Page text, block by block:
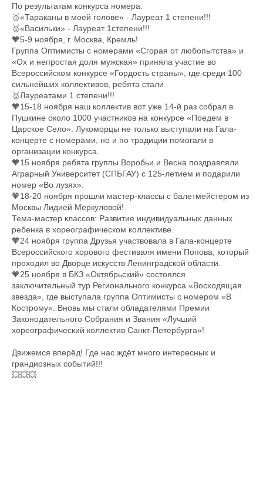
По результатам конкурса номера:
🥇«Тараканы в моей голове» - Лауреат 1 степени!!!
🥇«Васильки» - Лауреат 1степени!!!
🧡5-9 ноября, г. Москва, Кремль!
Группа Оптимисты с номерами «Сгорая от любопытства» и
«Ох и непростая доля мужская» приняла участие во
Всероссийском конкурсе «Гордость страны», где среди 100
сильнейших коллективов, ребята стали
🥇Лауреатами 1 степени!!!
🧡15-18 ноября наш коллектив вот уже 14-й раз собрал в
Пушкине около 1000 участников на конкурсе «Поедем в
Царское Село». Лукоморцы не только выступали на Гала-
концерте с номерами, но и по традиции помогали в
организации конкурса.
🧡15 ноября ребята группы Воробьи и Весна поздравляли
Аграрный Университет (СПБГАУ) с 125-летием и подарили
номер «Во лузях».
🧡18-20 ноября прошли мастер-классы с балетмейстером из
Москвы Лидией Меркуловой!
Тема-мастер классов: Развитие индивидуальных данных
ребенка в хореографическом коллективе.
🧡24 ноября группа Друзья участвовала в Гала-концерте
Всероссийского хорового фестиваля имени Попова, который
проходил во Дворце искусств Ленинградской области.
🧡25 ноября в БКЗ «Октябрьский» состоялся
заключительный тур Регионального конкурса «Восходящая
звезда», где выступала группа Оптимисты с номером «В
Кострому». Вновь мы стали обладателями Премии
Законодательного Собрания и Звания «Лучший
хореографический коллектив Санкт-Петербурга»!
Движемся вперёд! Где нас ждёт много интересных и
грандиозных событий!!!
💥💥💥